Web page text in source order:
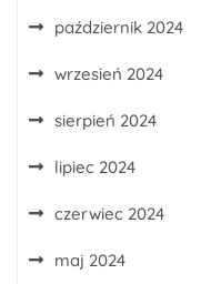
październik 2024
wrzesień 2024
sierpień 2024
lipiec 2024
czerwiec 2024
maj 2024